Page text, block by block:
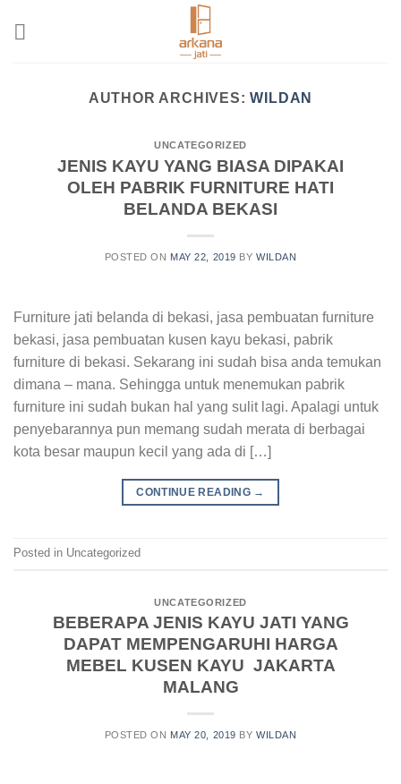
AUTHOR ARCHIVES:WILDAN
UNCATEGORIZED
JENIS KAYU YANG BIASA DIPAKAI
OLEH PABRIK FURNITURE HATI
BELANDA BEKASI
POSTED ON MAY 22, 2019 BYWILDAN
Furniture jati belanda di bekasi, jasa pembuatan furniture
bekasi, jasa pembuatan kusen kayu bekasi, pabrik
furniture di bekasi. Sekarang ini sudah bisa anda temukan
dimana – mana. Sehingga untuk menemukan pabrik
furniture ini sudah bukan hal yang sulit lagi. Apalagi untuk
penyebarannya pun memang sudah merata di berbagai
kota besar maupun kecil yang ada di […]
CONTINUE READING →
Posted in Uncategorized
UNCATEGORIZED
BEBERAPA JENIS KAYU JATI YANG
DAPAT MEMPENGARUHI HARGA
MEBEL KUSEN KAYU JAKARTA
MALANG
POSTED ON MAY 20, 2019 BYWILDAN